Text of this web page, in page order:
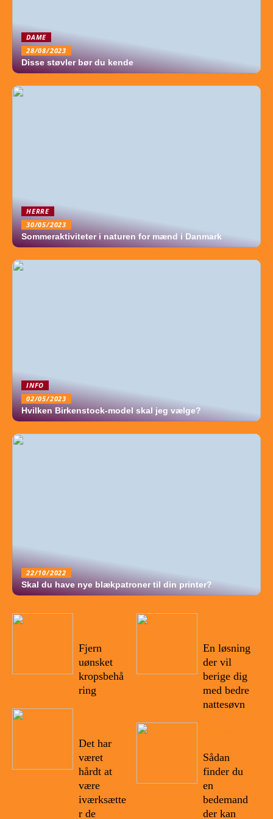
DAME
28/08/2023
Disse støvler bør du kende
HERRE
30/05/2023
Sommeraktiviteter i naturen for mænd i Danmark
INFO
02/05/2023
Hvilken Birkenstock-model skal jeg vælge?
22/10/2022
Skal du have nye blækpatroner til din printer?
Fjern
uønsket
kropsbehå
ring
Det har
været
hårdt at
være
iværksætte
r de
En løsning
der vil
berige dig
med bedre
nattesøvn
Sådan
finder du
en
bedemand
der kan